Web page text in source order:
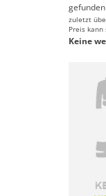
zuletzt
Preis
Keine